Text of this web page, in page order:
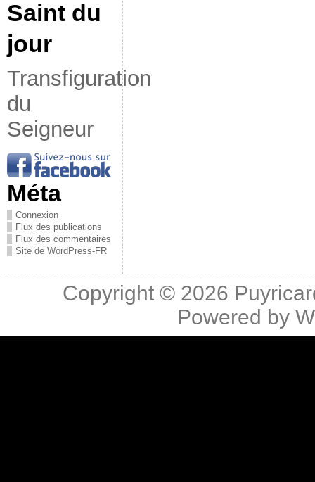
Saint du
jour
Transfiguration
du
Seigneur
Méta
Connexion
Flux des publications
Flux des commentaires
Site de WordPress-FR
Copyright © 2026
Powered by